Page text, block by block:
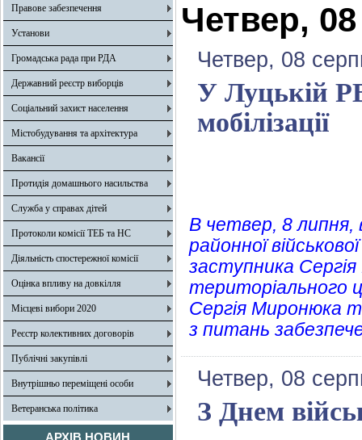
Правове забезпечення
Установи
Громадська рада при РДА
Державний реєстр виборців
Соціальний захист населення
Містобудування та архітектура
Вакансії
Протидія домашнього насильства
Служба у справах дітей
Протоколи комісії ТЕБ та НС
Діяльність спостережної комісії
Оцінка впливу на довкілля
Місцеві вибори 2020
Реєстр колективних договорів
Публічні закупівлі
Внутрішньо переміщені особи
Ветеранська політика
АРХІВ НОВИН
Четвер,
Четвер, 08
У Луцькій
мобілізації
В четвер, 8 липня,
районної
заступника
територіального
Сергія Миронюка
з питань
Четвер, 08
З Днем